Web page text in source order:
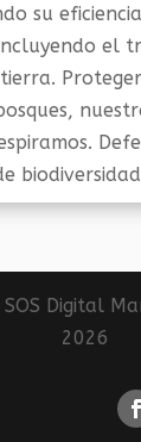
su
el
SOS Digital
2026